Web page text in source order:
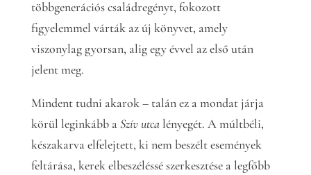
többgenerációs családregényt, fokozott
figyelemmel várták az új könyvet, amely
viszonylag gyorsan, alig egy évvel az első után
jelent meg.
Mindent tudni akarok – talán ez a mondat járja
körül leginkább aSzív utca lényegét. A múltbéli,
készakarva elfelejtett, ki nem beszélt események
feltárása, kerek elbeszéléssé szerkesztése a legfőbb